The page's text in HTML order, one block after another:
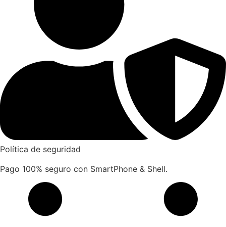
10M/ROLLO
Política de seguridad
Pago 100% seguro con SmartPhone & Shell.